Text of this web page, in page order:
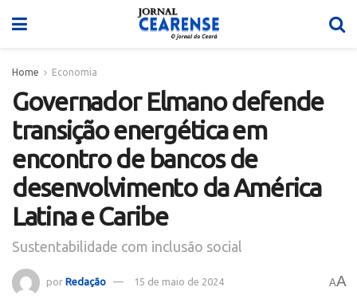
Home Economia
Governador Elmano defende
transição energética em
encontro de bancos de
desenvolvimento da América
Latina e Caribe
Sustentabilidade com inclusão social
por Redação 15 de maio de 2024 AA